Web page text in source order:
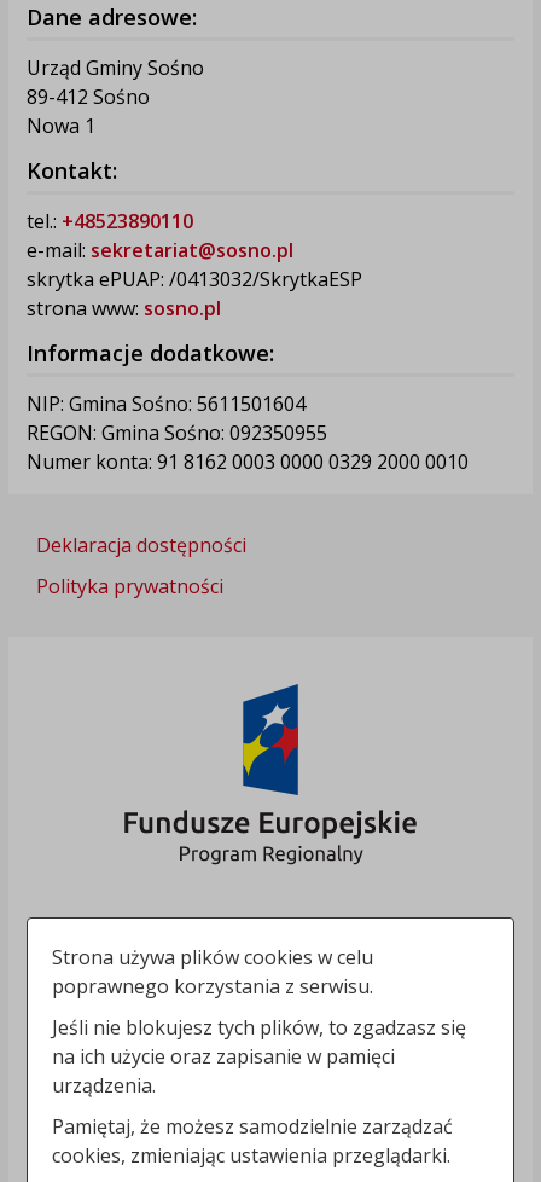
Dane adresowe:
Urząd Gminy Sośno
89-412 Sośno
Nowa 1
Kontakt:
tel.: +48523890110
e-mail: sekretariat@sosno.pl
skrytka ePUAP: /0413032/SkrytkaESP
strona www: sosno.pl
Informacje dodatkowe:
NIP: Gmina Sośno: 5611501604
REGON: Gmina Sośno: 092350955
Numer konta: 91 8162 0003 0000 0329 2000 0010
Deklaracja dostępności
Polityka prywatności
Strona używa plików cookies w celu
poprawnego korzystania z serwisu.
Jeśli nie blokujesz tych plików, to zgadzasz się
na ich użycie oraz zapisanie w pamięci
urządzenia.
Pamiętaj, że możesz samodzielnie zarządzać
cookies, zmieniając ustawienia przeglądarki.